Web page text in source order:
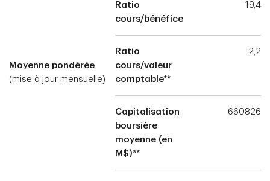
Moyenne pondérée
(mise à jour mensuelle)
Ratio
cours/bénéfice
19,4
Ratio
cours/valeur
comptable**
2,2
Capitalisation
boursière
moyenne (en
M$)**
660826